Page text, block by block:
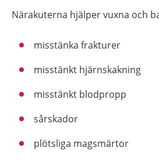
Närakuterna hjälper vuxna och
misstänka frakturer
misstänkt hjärnskakning
misstänkt blodpropp
sårskador
plötsliga magsmärtor